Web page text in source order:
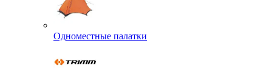
Одноместные палатки